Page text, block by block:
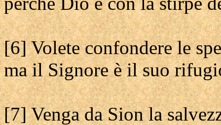
[6] Volete confondere le
ma il Signore è il suo
[7] Venga da Sion la